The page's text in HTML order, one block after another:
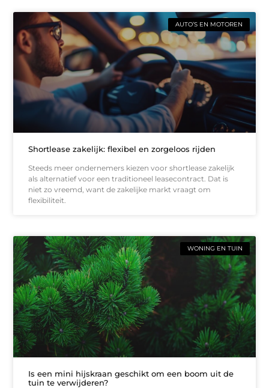
AUTO’S EN MOTOREN
Shortlease zakelijk: flexibel en zorgeloos rijden
Steeds meer ondernemers kiezen voor shortlease zakelijk
als alternatief voor een traditioneel leasecontract. Dat is
niet zo vreemd, want de zakelijke markt vraagt om
flexibiliteit.
WONING EN TUIN
Is een mini hijskraan geschikt om een boom uit de
tuin te verwijderen?